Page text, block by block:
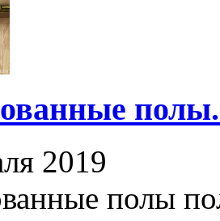
полы.
2019
полы